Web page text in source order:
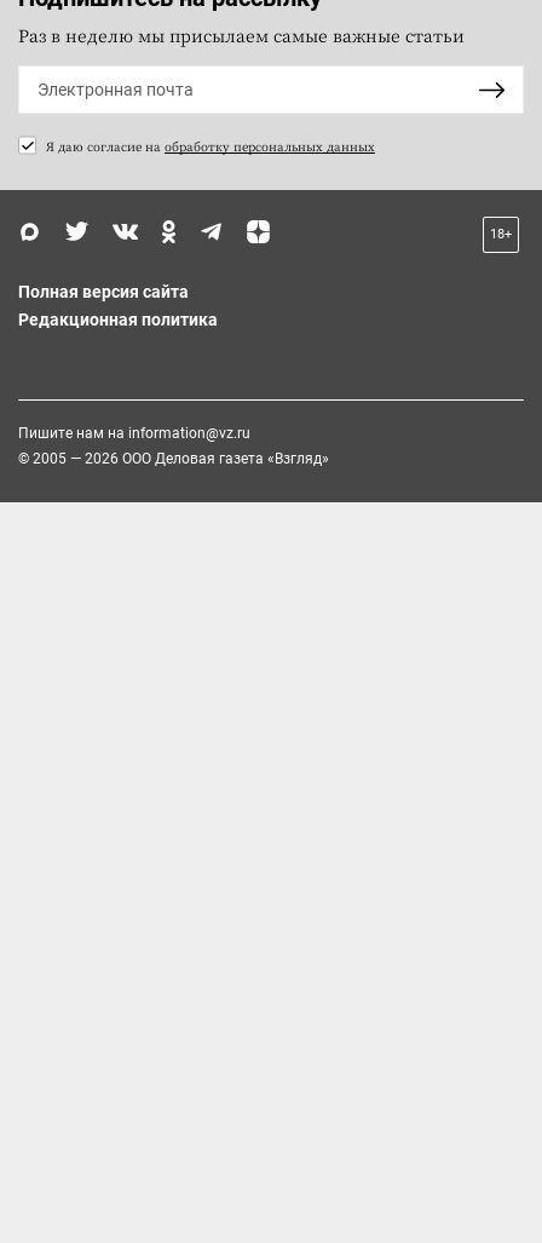
Раз в неделю мы присылаем самые важные статьи
Я даю согласие на обработку персональных данных
18+
Полная версия сайта
Редакционная политика
Пишите нам на information@vz.ru
© 2005 — 2026 ООО Деловая газета «Взгляд»